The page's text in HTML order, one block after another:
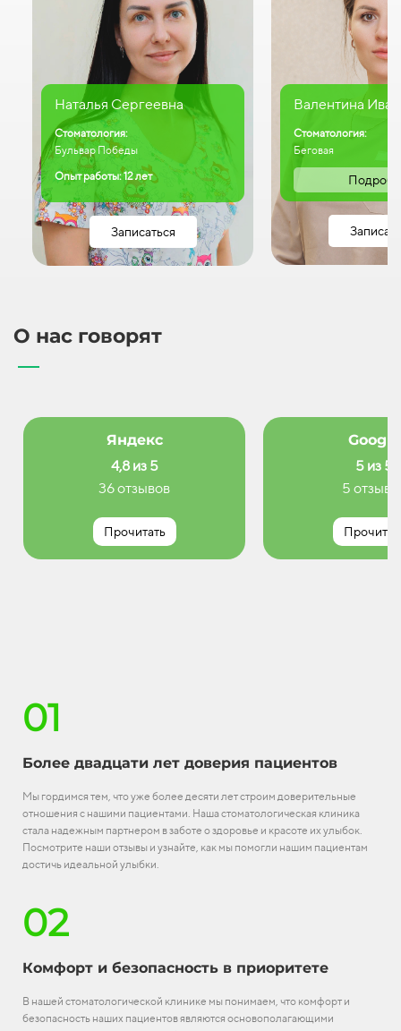
Наталья Сергеевна
Стоматология:
Бульвар Победы
Опыт работы: 12 лет
Записаться
Валентина
Стоматология:
Беговая
О нас говорят
Яндекс
4,8 из 5
36 отзывов
Прочитать
Google
5 из 5
5
01
Более двадцати лет доверия пациентов
Мы гордимся тем, что уже более десяти лет строим доверительные
отношения с нашими пациентами. Наша стоматологическая клиника
стала надежным партнером в заботе о здоровье и красоте их улыбок.
Посмотрите наши отзывы и узнайте, как мы помогли нашим пациентам
достичь идеальной улыбки.
02
Комфорт и безопасность в приоритете
В нашей стоматологической клинике мы понимаем, что комфорт и
безопасность наших пациентов являются основополагающими